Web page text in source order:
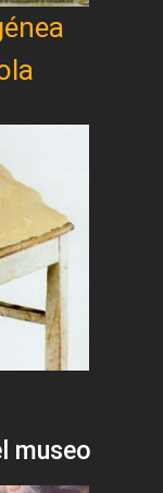
museo